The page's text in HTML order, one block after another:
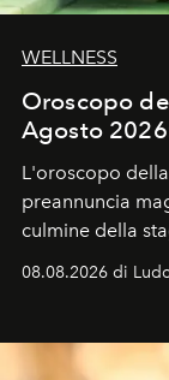
WELLNESS
Oroscopo
Agosto
L'oroscopo
preannuncia
culmine della
favorevole
ideale per la
08.08.2026 di